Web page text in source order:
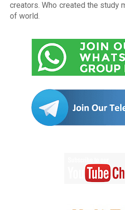
creators. Who created the study
of world